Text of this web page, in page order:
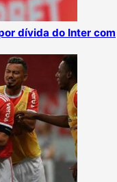
dívida do Inter com